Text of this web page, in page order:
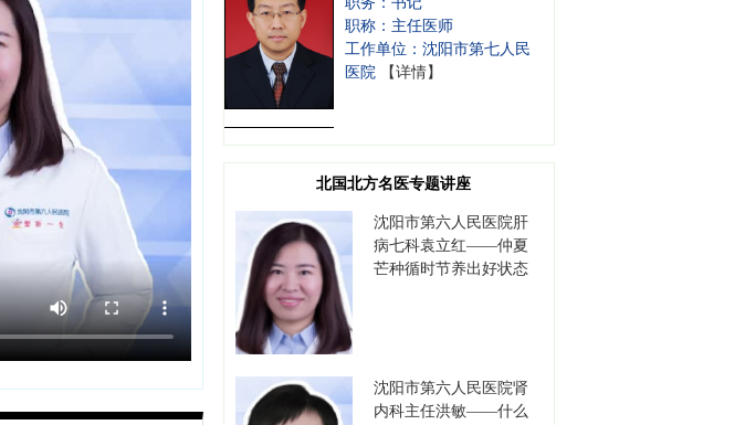
职称：主任医师
工作单位：沈阳市第七人民
医院【详情】
职称：主任医师
【详情】
刘天聪
职务：耳鼻咽喉-睡眠医学中
心
工作单位：盛京医院滑翔院
【详情】
北国北方名医专题讲座
沈阳市第六人民医院肝
病七科袁立红——仲夏
芒种循时节养出好状态
沈阳市第六人民医院肾
内科主任洪敏——什么